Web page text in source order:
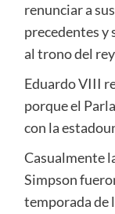
renunciar a
precedentes y
al trono del
Eduardo VIII
porque el
con la
Casualmente
Simpson
temporada de